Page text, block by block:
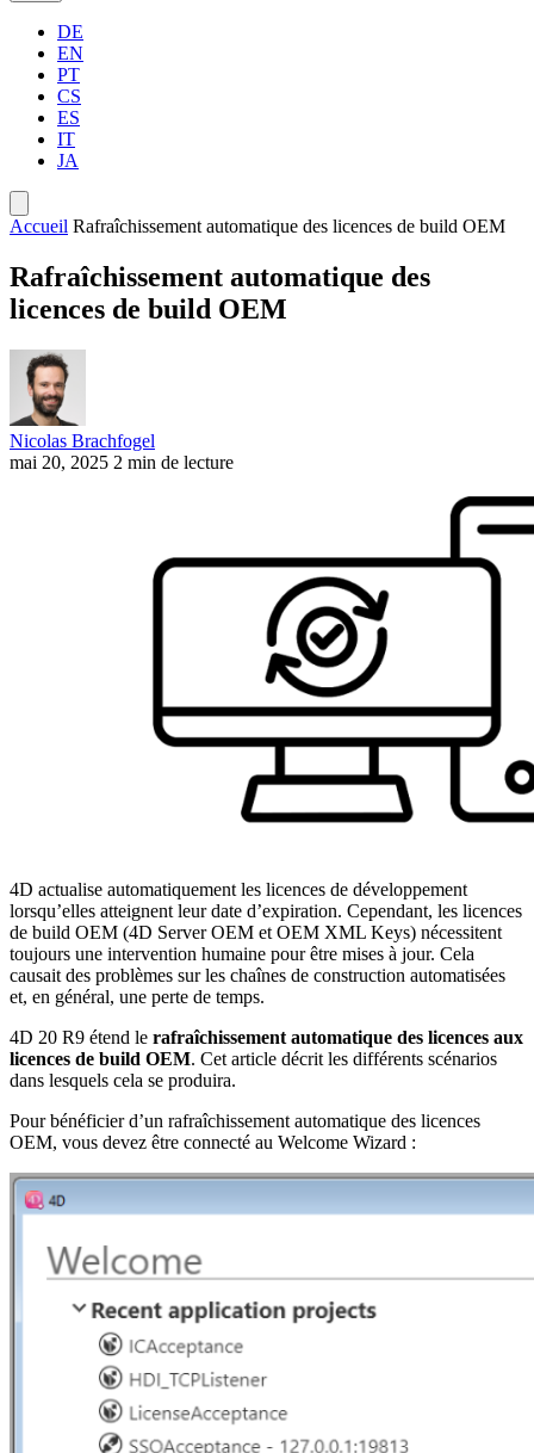
DE
EN
PT
CS
ES
IT
JA
Accueil Rafraîchissement automatique des licences de build OEM
Rafraîchissement automatique des
licences de build OEM
Nicolas Brachfogel
mai 20, 2025 2 min de lecture
4D actualise automatiquement les licences de développement
lorsqu’elles atteignent leur date d’expiration. Cependant, les licences
de build OEM (4D Server OEM et OEM XML Keys) nécessitent
toujours une intervention humaine pour être mises à jour. Cela
causait des problèmes sur les chaînes de construction automatisées
et, en général, une perte de temps.
4D 20 R9 étend le rafraîchissement automatique des licences aux
licences de build OEM. Cet article décrit les différents scénarios
dans lesquels cela se produira.
Pour bénéficier d’un rafraîchissement automatique des licences
OEM, vous devez être connecté au Welcome Wizard :